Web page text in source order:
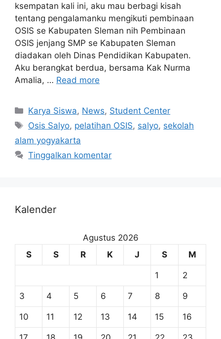
ksempatan kali ini, aku mau berbagi kisah
tentang pengalamanku mengikuti pembinaan
OSIS se Kabupaten Sleman nih Pembinaan
OSIS jenjang SMP se Kabupaten Sleman
diadakan oleh Dinas Pendidikan Kabupaten.
Aku berangkat berdua, bersama Kak Nurma
Amalia, … Read more
Karya Siswa, News, Student Center
Osis Salyo, pelatihan OSIS, salyo, sekolah
alam yogyakarta
Tinggalkan komentar
Kalender
Agustus 2026
S
S R K J S M
1 2
3 4 5 6 7 8 9
10 11 12 13 14 15 16